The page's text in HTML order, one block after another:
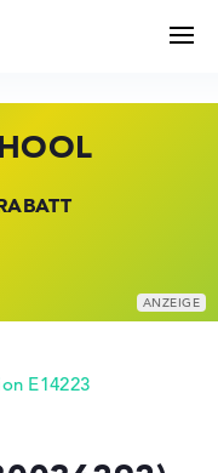
BEI HP
E14223